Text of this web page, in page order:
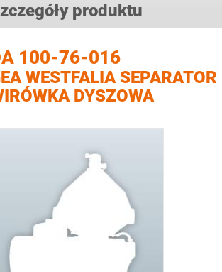
produktu
100-76-016
WESTFALIA SEPARATOR
DYSZOWA